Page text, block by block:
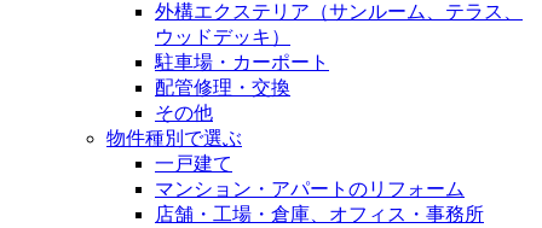
外構エクステリア（サンルーム、テラス、
ウッドデッキ）
駐車場・カーポート
配管修理・交換
その他
物件種別で選ぶ
一戸建て
マンション・アパートのリフォーム
店舗・工場・倉庫、オフィス・事務所